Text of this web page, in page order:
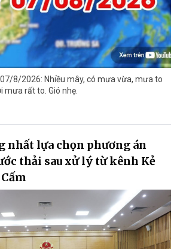
8/2026: Nhiều mây, có mưa vừa, mưa to
mưa rất to. Gió nhẹ.
nhất lựa chọn phương án
thải sau xử lý từ kênh Kẻ